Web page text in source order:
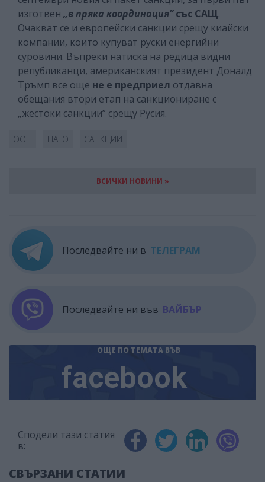
изготвен „в пряка координация” със САЩ.
Очакват се и европейски санкции срещу киайски
компании, които купуват руски енергийни
суровини. Въпреки натиска на редица видни
републиканци, американският президент Доналд
Тръмп все още не е предприел отдавна
обещания втори етап на санкциониране с
„жестоки санкции” срещу Русия.
ООН НАТО САНКЦИИ
ВСИЧКИ НОВИНИ »
Последвайте ни в ТЕЛЕГРАМ
Последвайте ни във ВАЙБЪР
ОЩЕ ПО ТЕМАТА ВЪВ
facebook
Сподели тази статия
в:
СВЪРЗАНИ СТАТИИ